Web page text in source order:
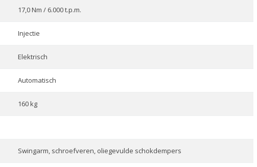
17,0 Nm / 6.000 t.p.m.
Injectie
Elektrisch
Automatisch
160 kg
Swingarm, schroefveren, oliegevulde schokdempers